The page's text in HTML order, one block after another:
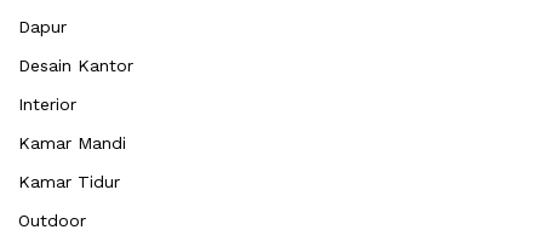
Dapur
Desain Kantor
Interior
Kamar Mandi
Kamar Tidur
Outdoor